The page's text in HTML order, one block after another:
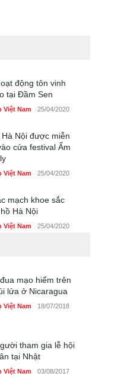
động tôn vinh
tại Đầm Sen
Việt Nam 25/04/2020
Nội được miễn
cửa festival Ẩm
Việt Nam 25/04/2020
mạch khoe sắc
Hà Nội
Việt Nam 25/04/2020
Việt Nam 24/04/2020
ăn đồng quê
mạo hiểm trên
lửa ở Nicaragua
Việt Nam 18/07/2018
tham gia lễ hội
tại Nhật
Việt Nam 03/08/2017